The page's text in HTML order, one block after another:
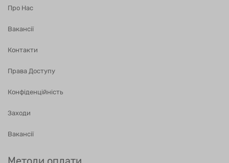
Про Нас
Вакансії
Контакти
Права Доступу
Конфіденційність
Заходи
Вакансії